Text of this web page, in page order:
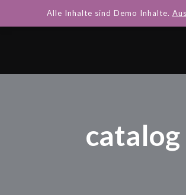
catalog
Alle Inhalte sind Demo Inhalte.